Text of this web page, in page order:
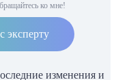
ко мне!
эксперту
изменения и